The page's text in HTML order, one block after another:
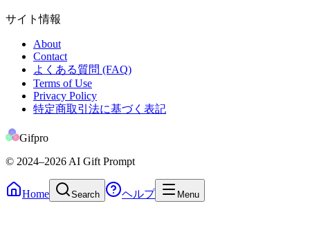
サイト情報
About
Contact
よくある質問 (FAQ)
Terms of Use
Privacy Policy
特定商取引法に基づく表記
Gifpro
© 2024–2026 AI Gift Prompt
Home Search ヘルプ Menu